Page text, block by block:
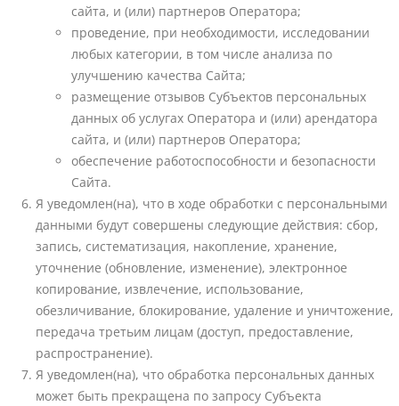
сайта, и (или) партнеров Оператора;
проведение, при необходимости, исследовании
любых категории, в том числе анализа по
улучшению качества Сайта;
размещение отзывов Субъектов персональных
данных об услугах Оператора и (или) арендатора
сайта, и (или) партнеров Оператора;
обеспечение работоспособности и безопасности
Сайта.
Я уведомлен(на), что в ходе обработки с персональными
данными будут совершены следующие действия: сбор,
запись, систематизация, накопление, хранение,
уточнение (обновление, изменение), электронное
копирование, извлечение, использование,
обезличивание, блокирование, удаление и уничтожение,
передача третьим лицам (доступ, предоставление,
распространение).
Я уведомлен(на), что обработка персональных данных
может быть прекращена по запросу Субъекта